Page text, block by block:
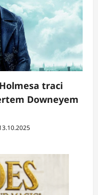
traci
Downeyem